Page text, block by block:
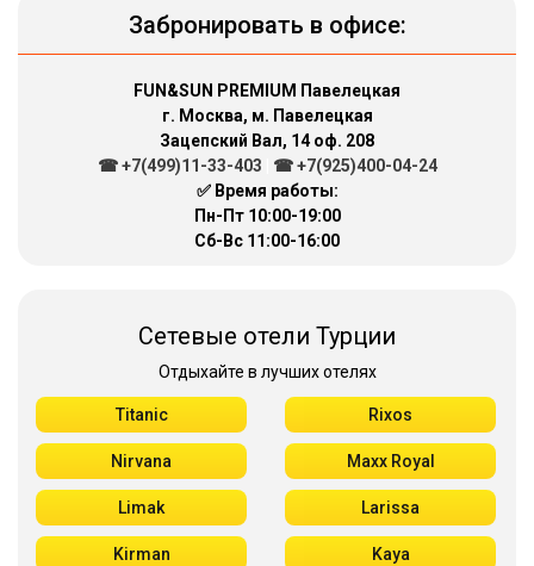
Забронировать в офисе:
FUN&SUN PREMIUM Павелецкая
г. Москва, м. Павелецкая
Зацепский Вал, 14 оф. 208
☎ +7(499)11-33-403
☎ +7(925)400-04-24
✅ Время работы:
Пн-Пт 10:00-19:00
Сб-Вс 11:00-16:00
Сетевые отели Турции
Отдыхайте в лучших отелях
Titanic Rixos
Nirvana Maxx Royal
Limak Larissa
Kirman Kaya